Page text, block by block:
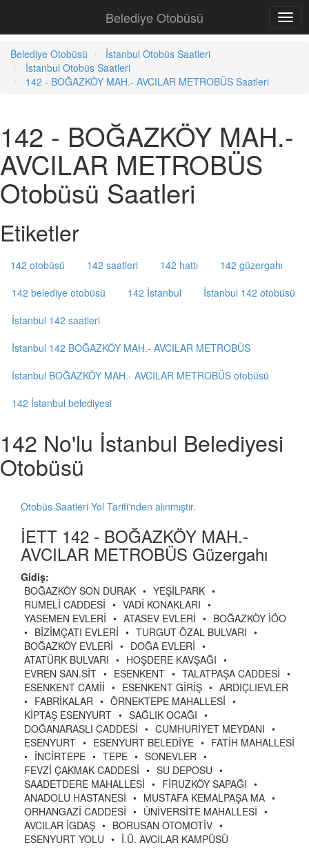
Belediye Otobüsü
Belediye Otobüsü
İstanbul Otobüs Saatleri
İstanbul Otobüs Saatleri
142 - BOĞAZKÖY MAH.- AVCILAR METROBÜS Saatleri
142 - BOĞAZKÖY MAH.-
AVCILAR METROBÜS
Otobüsü Saatleri
Etiketler
142 otobüsü 142 saatleri 142 hattı
142 güzergahı
142 belediye otobüsü
142 İstanbul
İstanbul 142 otobüsü
İstanbul 142 saatleri
İstanbul 142 BOĞAZKÖY MAH.- AVCILAR METROBÜS
İstanbul BOĞAZKÖY MAH.- AVCILAR METROBÜS otobüsü
142 İstanbul belediyesi
142 No'lu İstanbul Belediyesi
Otobüsü
Otobüs Saatleri Yol Tarifi'nden alınmıştır.
İETT 142 - BOĞAZKÖY MAH.-
AVCILAR METROBÜS Güzergahı
Gidiş:
BOĞAZKÖY SON DURAK • YEŞİLPARK •
RUMELİ CADDESİ • VADİ KONAKLARI •
YASEMEN EVLERİ • ATASEV EVLERİ • BOĞAZKÖY İÖO
• BİZİMÇATI EVLERİ • TURGUT ÖZAL BULVARI •
BOĞAZKÖY EVLERİ • DOĞA EVLERİ •
ATATÜRK BULVARI • HOŞDERE KAVŞAĞI •
EVREN SAN.SİT • ESENKENT • TALATPAŞA CADDESİ •
ESENKENT CAMİİ • ESENKENT GİRİŞ • ARDIÇLIEVLER
• FABRİKALAR • ÖRNEKTEPE MAHALLESİ •
KİPTAŞ ESENYURT • SAĞLIK OCAĞI •
DOĞANARASLI CADDESİ • CUMHURİYET MEYDANI •
ESENYURT • ESENYURT BELEDİYE • FATİH MAHALLESİ
• İNCİRTEPE • TEPE • SONEVLER •
FEVZİ ÇAKMAK CADDESİ • SU DEPOSU •
SAADETDERE MAHALLESİ • FİRUZKÖY SAPAĞI •
ANADOLU HASTANESİ • MUSTAFA KEMALPAŞA MA •
ORHANGAZİ CADDESİ • ÜNİVERSİTE MAHALLESİ •
AVCILAR İGDAŞ • BORUSAN OTOMOTİV •
ESENYURT YOLU • İ.Ü. AVCILAR KAMPÜSÜ